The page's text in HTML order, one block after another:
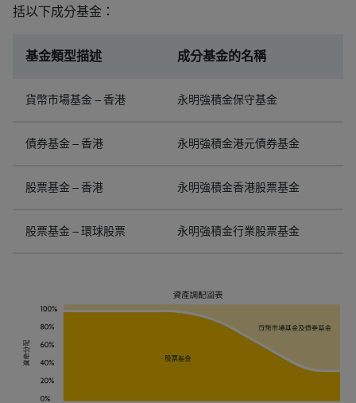
括以下成分基金：
基金類型描述 成分基金的名稱
貨幣市場基金 – 香港 永明強積金保守基金
債券基金 – 香港 永明強積金港元債券基金
股票基金 – 香港 永明強積金香港股票基金
股票基金 – 環球股票 永明強積金行業股票基金